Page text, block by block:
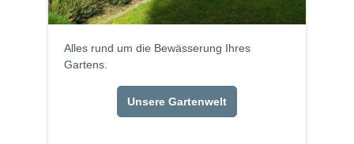
Alles rund um die Bewässerung Ihres
Gartens.
Unsere Gartenwelt